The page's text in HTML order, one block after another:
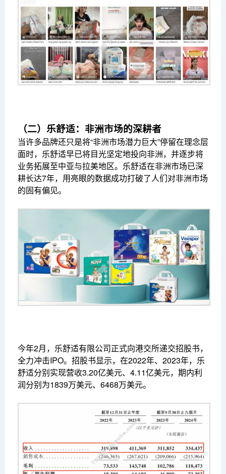
（二）乐舒适：非洲市场的深耕者
当许多品牌还只是将“非洲市场潜力巨大”停留在理念层
面时，乐舒适早已将目光坚定地投向非洲，并逐步将
业务拓展至中亚与拉美地区。乐舒适在非洲市场已深
耕长达7年，用亮眼的数据成功打破了人们对非洲市场
的固有偏见。
今年2月，乐舒适有限公司正式向港交所递交招股书，
全力冲击IPO。招股书显示，在2022年、2023年，乐
舒适分别实现营收3.20亿美元、4.11亿美元，期内利
润分别为1839万美元、6468万美元。